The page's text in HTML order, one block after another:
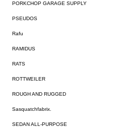
PORKCHOP GARAGE SUPPLY
PSEUDOS
Rafu
RAMIDUS
RATS
ROTTWEILER
ROUGH AND RUGGED
Sasquatchfabrix.
SEDAN ALL-PURPOSE